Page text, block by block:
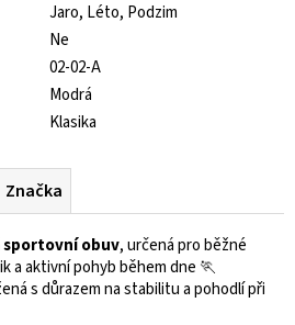
Jaro, Léto, Podzim
Ne
02-02-A
Modrá
Klasika
Značka
sportovní obuv, určená pro běžné
a aktivní pohyb během dne 🏃
s důrazem na stabilitu a pohodlí při